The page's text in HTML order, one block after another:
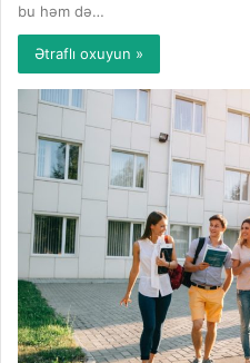
bu həm də…
Ətraflı oxuyun »